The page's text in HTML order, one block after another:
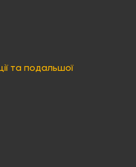
та подальшої